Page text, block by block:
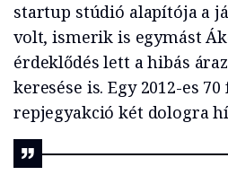
startup stúdió alapítója a
volt, ismerik is egymást
érdeklődés lett a hibás
keresése is. Egy 2012-es
repjegyakció két dologra